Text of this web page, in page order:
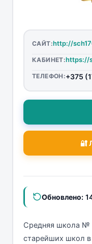
САЙТ:http://
КАБИНЕТ:https://
ТЕЛЕФОН:+375
🔐
Обновлено:
Средняя школа №
старейших школ